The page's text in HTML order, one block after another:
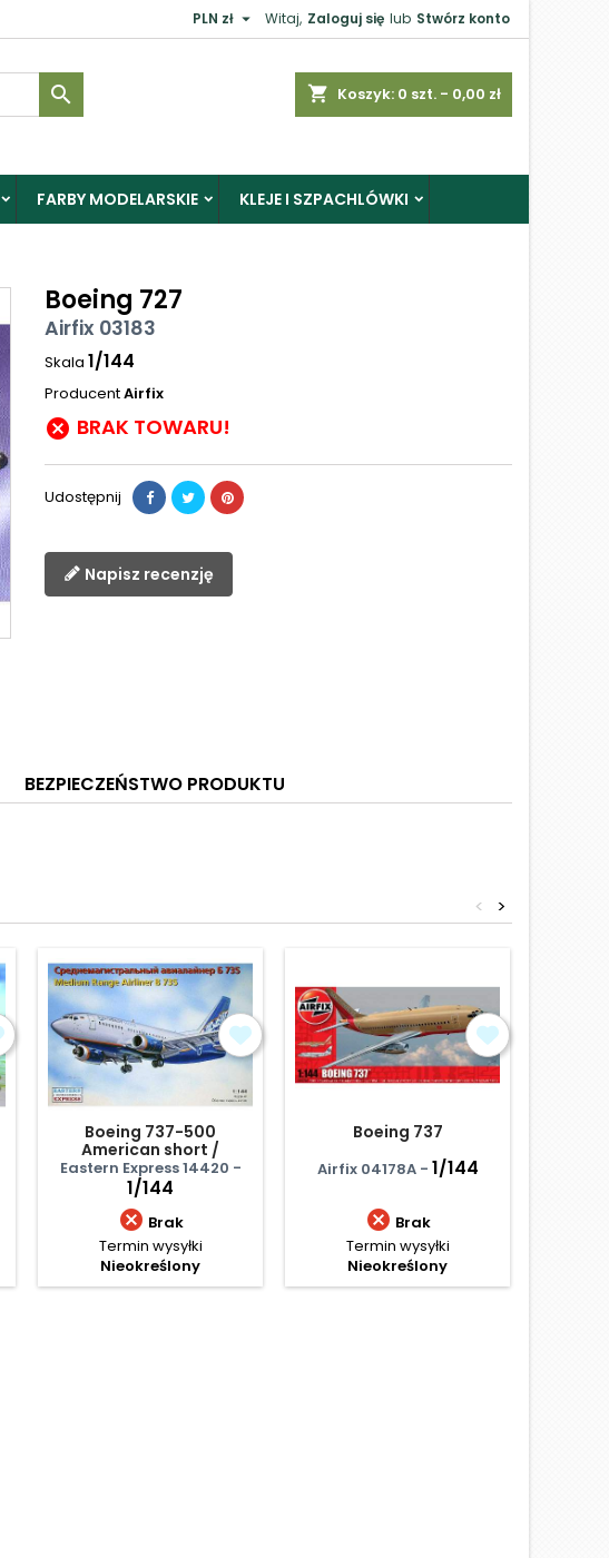
Witaj, Zaloguj się lub Stwórz konto
PLN zł 
shopping_cart Koszyk: 0 szt. - 0,00 zł

FARBY MODELARSKIE KLEJE I SZPACHLÓWKI
Boeing 727
Airfix 03183
Skala 1/144
ProducentAirfix
 BRAK TOWARU!
Udostępnij
Napisz recenzję
BEZPIECZEŃSTWO PRODUKTU
>
<
Boeing 737-500
American short /
medium-haul airliner,
Aeroflot N
Eastern Express 14420 -
1/144
 Brak
Termin wysyłki
Nieokreślony
Boeing 737
Airfix 04178A - 1/144
 Brak
Termin wysyłki
Nieokreślony